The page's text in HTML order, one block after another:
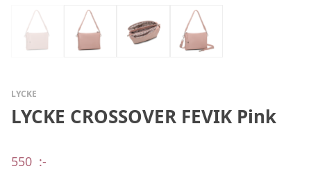
LYCKE
LYCKE CROSSOVER FEVIK Pink
550 :-